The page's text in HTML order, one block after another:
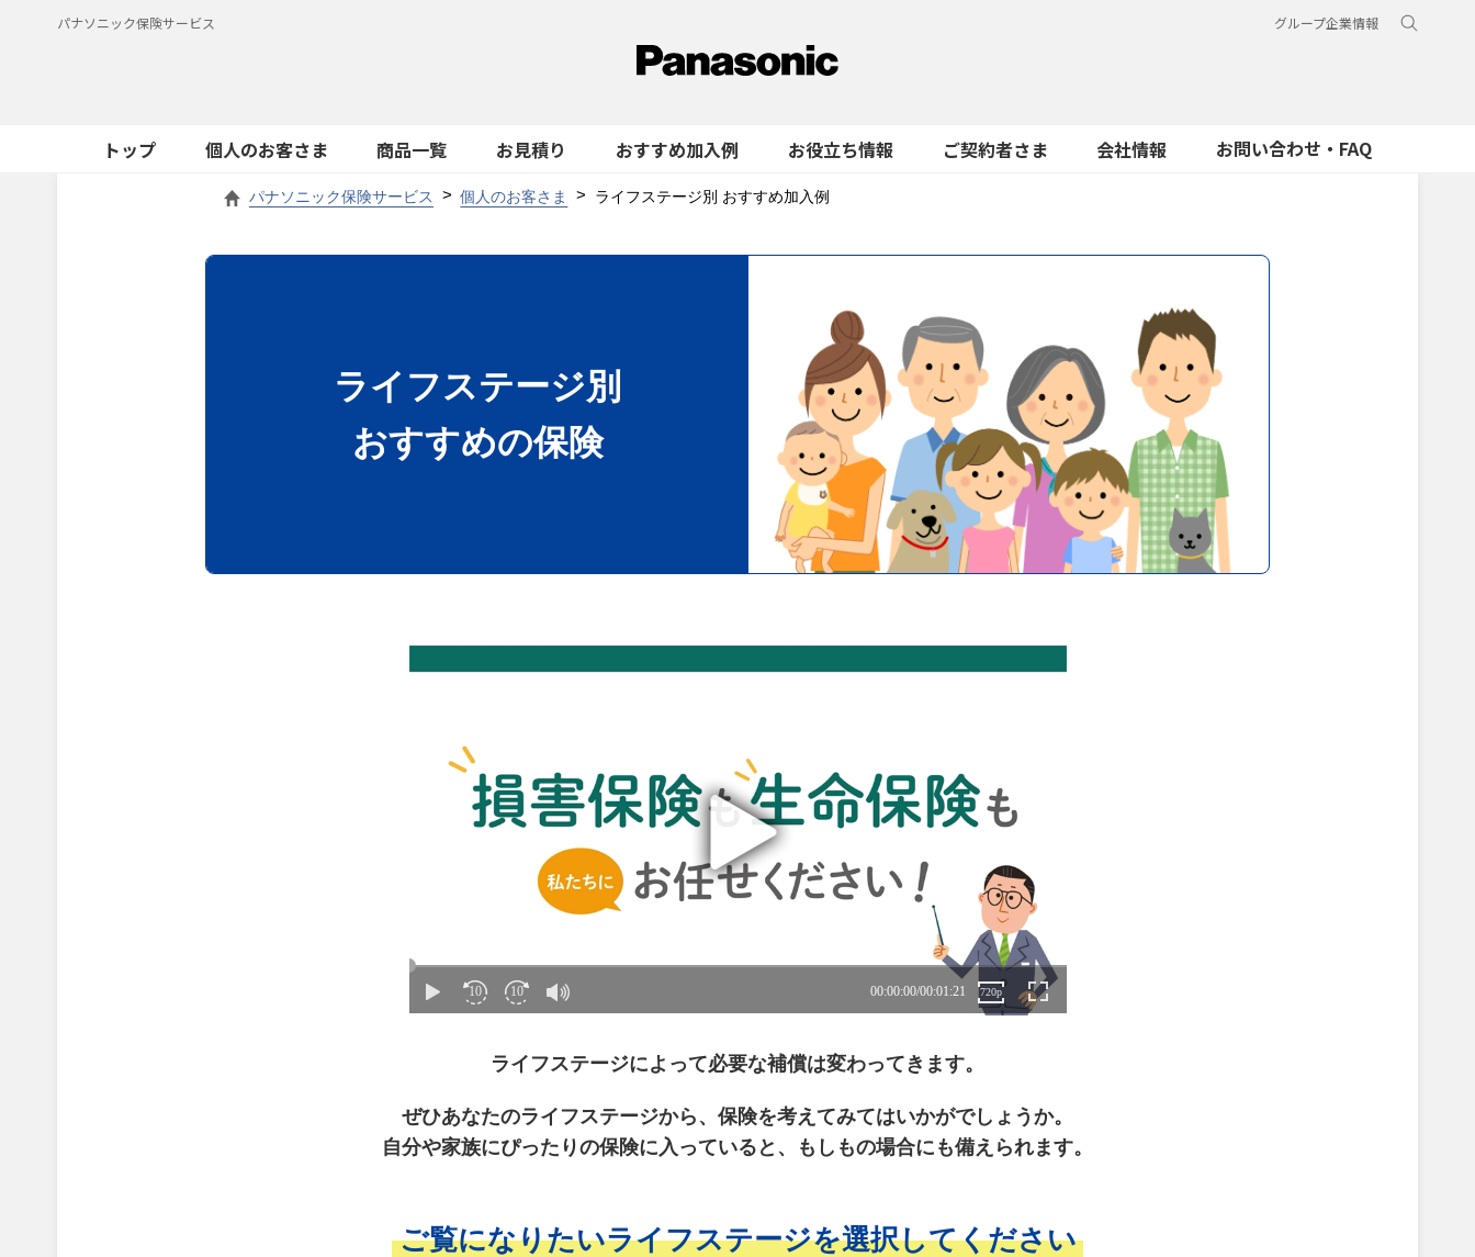
パナソニック保険サービス グループ企業情報
トップ 個人のお客さま 商品一覧 お見積り おすすめ加入例 お役立ち情報 ご契約者さま 会社情報 お問い合わせ・FAQ
パナソニック保険サービス 個人のお客さま ライフステージ別 おすすめ加入例
ライフステージ別
おすすめの保険
ライフステージによって必要な補償は変わってきます。
ぜひあなたのライフステージから、保険を考えてみてはいかがでしょうか。
自分や家族にぴったりの保険に入っていると、もしもの場合にも備えられます。
ご覧になりたいライフステージを選択してください